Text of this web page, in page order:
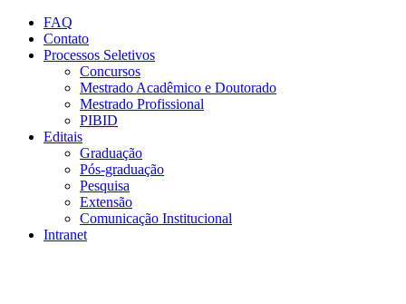
Conteúdo principal
FAQ
Contato
Processos Seletivos
Concursos
Mestrado Acadêmico e Doutorado
Mestrado Profissional
PIBID
Editais
Graduação
Pós-graduação
Pesquisa
Extensão
Comunicação Institucional
Intranet